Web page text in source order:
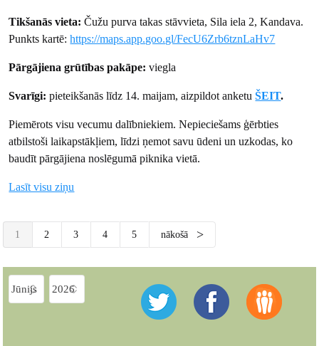
Tikšanās vieta: Čužu purva takas stāvvieta, Sila iela 2, Kandava.
Punkts kartē:https://maps.app.goo.gl/FecU6Zrb6tznLaHv7
Pārgājiena grūtības pakāpe:viegla
Svarīgi: pieteikšanās līdz 14. maijam, aizpildot anketuŠEIT.
Piemērots visu vecumu dalībniekiem. Nepieciešams ģērbties
atbilstoši laikapstākļiem, līdzi ņemot savu ūdeni un uzkodas, ko
baudīt pārgājiena noslēgumā piknika vietā.
Lasīt visu ziņu
1 2 3 4 5 nākošā